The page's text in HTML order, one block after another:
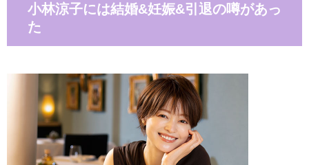
小林涼子には結婚&妊娠&引退の噂があっ
た